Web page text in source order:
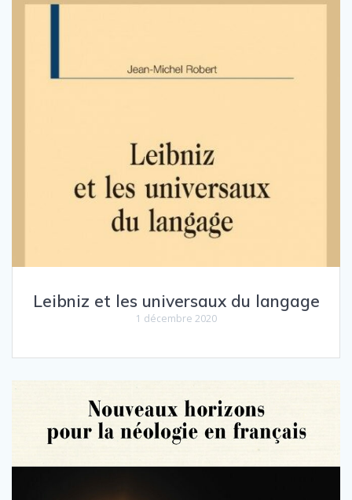
Leibniz et les universaux du langage
1 décembre 2020